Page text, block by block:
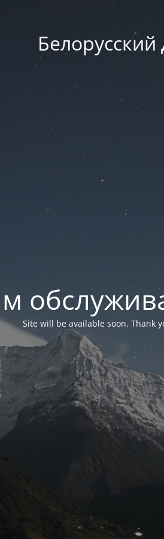
Site will be available soon. Thank